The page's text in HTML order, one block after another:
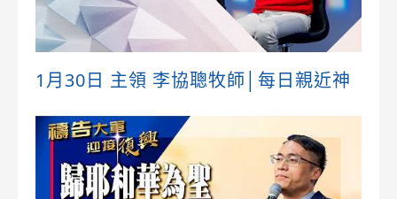
1月30日 主領 李協聰牧師│每日親近神